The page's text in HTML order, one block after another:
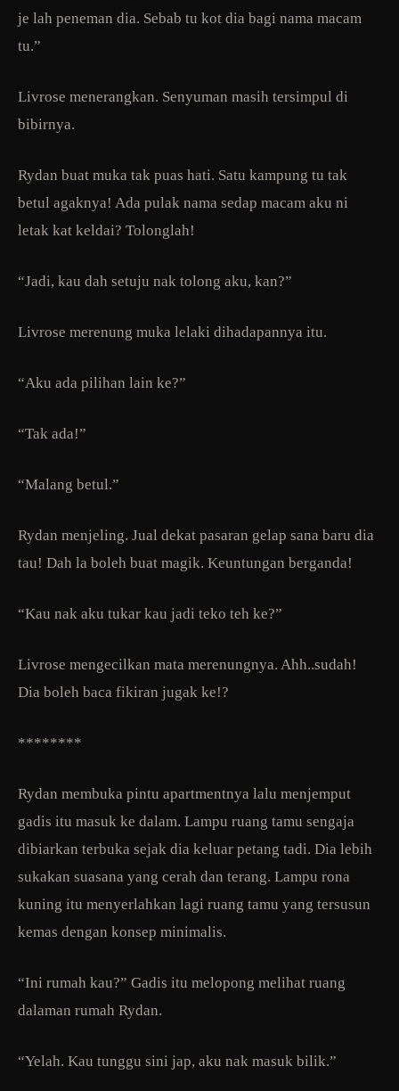
je lah peneman dia. Sebab tu kot dia bagi nama macam
tu.”
Livrose menerangkan. Senyuman masih tersimpul di
bibirnya.
Rydan buat muka tak puas hati. Satu kampung tu tak
betul agaknya! Ada pulak nama sedap macam aku ni
letak kat keldai? Tolonglah!
“Jadi, kau dah setuju nak tolong aku, kan?”
Livrose merenung muka lelaki dihadapannya itu.
“Aku ada pilihan lain ke?”
“Tak ada!”
“Malang betul.”
Rydan menjeling. Jual dekat pasaran gelap sana baru dia
tau! Dah la boleh buat magik. Keuntungan berganda!
“Kau nak aku tukar kau jadi teko teh ke?”
Livrose mengecilkan mata merenungnya. Ahh..sudah!
Dia boleh baca fikiran jugak ke!?
********
Rydan membuka pintu apartmentnya lalu menjemput
gadis itu masuk ke dalam. Lampu ruang tamu sengaja
dibiarkan terbuka sejak dia keluar petang tadi. Dia lebih
sukakan suasana yang cerah dan terang. Lampu rona
kuning itu menyerlahkan lagi ruang tamu yang tersusun
kemas dengan konsep minimalis.
“Ini rumah kau?” Gadis itu melopong melihat ruang
dalaman rumah Rydan.
“Yelah. Kau tunggu sini jap, aku nak masuk bilik.”